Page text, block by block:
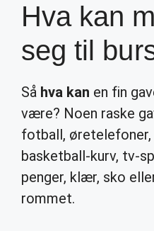
Hva kan
seg til
Så hva kan en fin
være? Noen raske
fotball,
basketball-kurv, tv-
penger, klær, sko
rommet.